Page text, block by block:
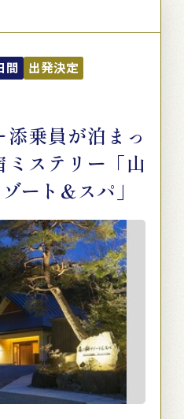
間
出発決定
乗員が泊まっ
ステリー「山
ート＆スパ」